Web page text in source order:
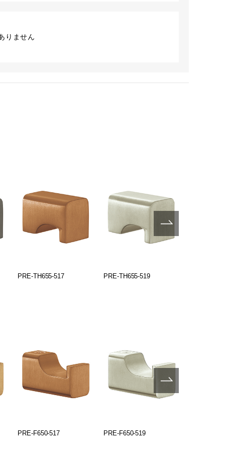
りません
PRE-TH655-517 PRE-TH655-519
PRE-F650-517 PRE-F650-519